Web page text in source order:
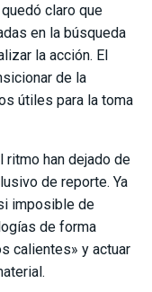
claro que
en la búsqueda
la acción. El
de la
útiles para la toma
ritmo han dejado de
de reporte. Ya
imposible de
de forma
calientes» y actuar